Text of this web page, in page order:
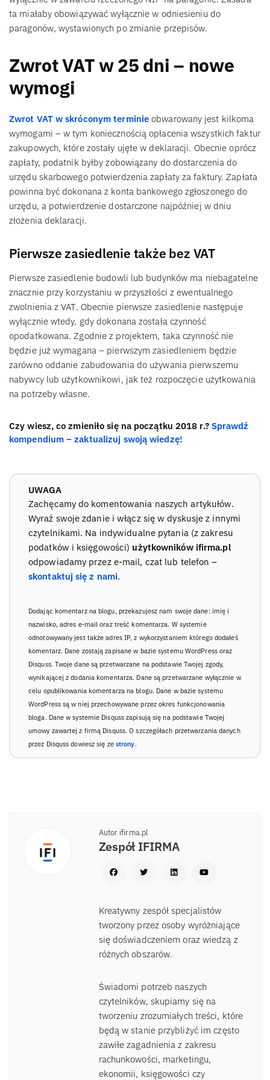
ta miałaby obowiązywać wyłącznie w odniesieniu do
paragonów, wystawionych po zmianie przepisów.
Zwrot VAT w 25 dni – nowe
wymogi
Zwrot VAT w skróconym terminie obwarowany jest kilkoma
wymogami – w tym koniecznością opłacenia wszystkich faktur
zakupowych, które zostały ujęte w deklaracji. Obecnie oprócz
zapłaty, podatnik byłby zobowiązany do dostarczenia do
urzędu skarbowego potwierdzenia zapłaty za faktury. Zapłata
powinna być dokonana z konta bankowego zgłoszonego do
urzędu, a potwierdzenie dostarczone najpóźniej w dniu
złożenia deklaracji.
Pierwsze zasiedlenie także bez VAT
Pierwsze zasiedlenie budowli lub budynków ma niebagatelne
znacznie przy korzystaniu w przyszłości z ewentualnego
zwolnienia z VAT. Obecnie pierwsze zasiedlenie następuje
wyłącznie wtedy, gdy dokonana została czynność
opodatkowana. Zgodnie z projektem, taka czynność nie
będzie już wymagana – pierwszym zasiedleniem będzie
zarówno oddanie zabudowania do używania pierwszemu
nabywcy lub użytkownikowi, jak też rozpoczęcie użytkowania
na potrzeby własne.
Czy wiesz, co zmieniło się na początku 2018 r.? Sprawdź
kompendium – zaktualizuj swoją wiedzę!
UWAGA
Zachęcamy do komentowania naszych artykułów.
Wyraź swoje zdanie i włącz się w dyskusje z innymi
czytelnikami. Na indywidualne pytania (z zakresu
podatków i księgowości) użytkowników ifirma.pl
odpowiadamy przez e-mail, czat lub telefon –
skontaktuj się z nami.
Dodając komentarz na blogu, przekazujesz nam swoje dane: imię i
nazwisko, adres e-mail oraz treść komentarza. W systemie
odnotowywany jest także adres IP, z wykorzystaniem którego dodałeś
komentarz. Dane zostają zapisane w bazie systemu WordPress oraz
Disquss. Twoje dane są przetwarzane na podstawie Twojej zgody,
wynikającej z dodania komentarza. Dane są przetwarzane wyłącznie w
celu opublikowania komentarza na blogu. Dane w bazie systemu
WordPress są w niej przechowywane przez okres funkcjonowania
bloga. Dane w systemie Disquss zapisują się na podstawie Twojej
umowy zawartej z firmą Disquss. O szczegółach przetwarzania danych
przez Disquss dowiesz się ze strony.
Autor ifirma.pl
Zespół IFIRMA
Kreatywny zespół specjalistów
tworzony przez osoby wyróżniające
się doświadczeniem oraz wiedzą z
różnych obszarów.
Świadomi potrzeb naszych
czytelników, skupiamy się na
tworzeniu zrozumiałych treści, które
będą w stanie przybliżyć im często
zawiłe zagadnienia z zakresu
rachunkowości, marketingu,
ekonomii, księgowości czy